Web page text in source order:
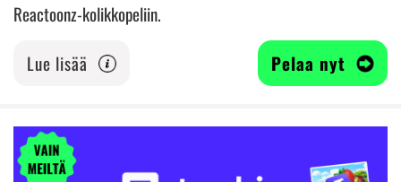
Reactoonz-kolikkopeliin.
Lue lisää
Pelaa nyt